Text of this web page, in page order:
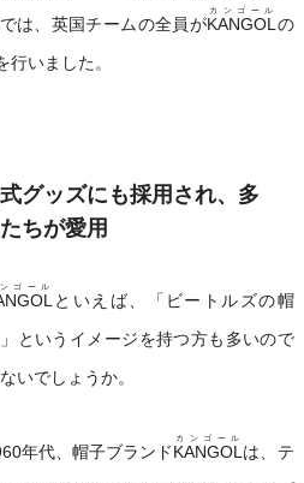
は、英国チームの全員がKANGOL
カンゴール
の
いました。
グッズにも採用され、多
ちが愛用
ゴール
といえば、「ビートルズの帽
というイメージを持つ方も多いので
いでしょうか。
年代、帽子ブランドKANGOL
カンゴール
は、テ